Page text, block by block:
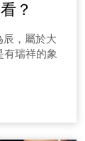
？
辰，屬於大
有瑞祥的象